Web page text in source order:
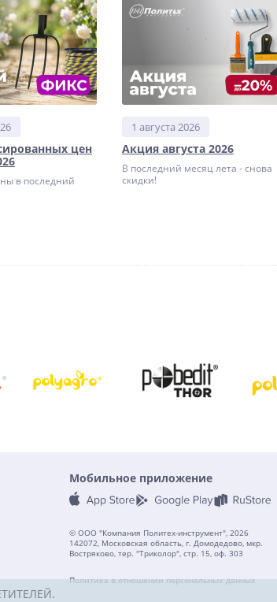
цен
в последний
1 августа 2026
Акция августа 2026
В последний месяц лета - снова
скидки!
Мобильное приложение
© ООО "Компания Политех-инструмент", 2026
142072, Московская область, г. Домодедово, мкр.
Востряково, тер. "Триколор", стр. 15, оф. 303
Политика в отношении персональных данных